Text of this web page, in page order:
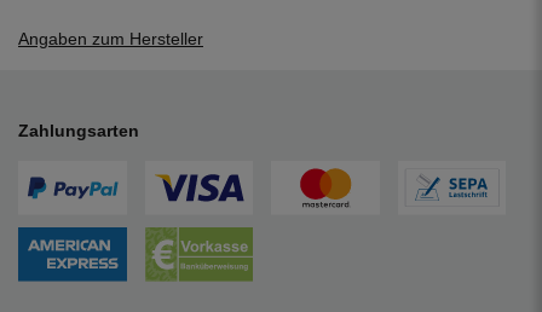
Angaben zum Hersteller
Zahlungsarten